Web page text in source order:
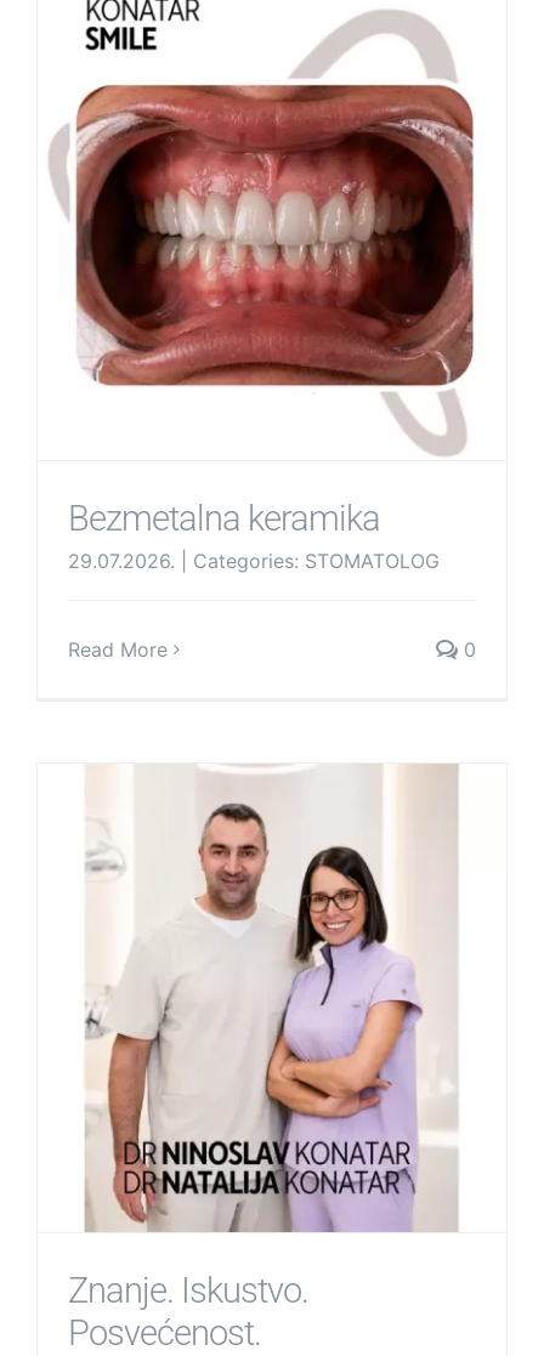
Bezmetalna keramika
29.07.2026. Categories: STOMATOLOG
Read More 0
Znanje. Iskustvo.
Posvećenost.